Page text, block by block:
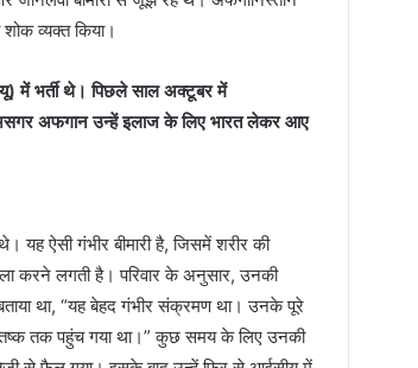
व्यक्त किया।
में भर्ती थे। पिछले साल अक्टूबर में
अफगान उन्हें इलाज के लिए भारत लेकर आए
यह ऐसी गंभीर बीमारी है, जिसमें शरीर की
करने लगती है। परिवार के अनुसार, उनकी
था, “यह बेहद गंभीर संक्रमण था। उनके पूरे
तक पहुंच गया था।” कुछ समय के लिए उनकी